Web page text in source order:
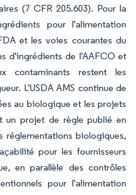
(7 CFR 205.603). Pour la
pour l'alimentation
et les voies courantes du
d'ingrédients de l'AAFCO et
contaminants restent les
L'USDA AMS continue de
au biologique et les projets
un projet de règle publié en
réglementations biologiques,
pour les fournisseurs
en parallèle des contrôles
pour l'alimentation